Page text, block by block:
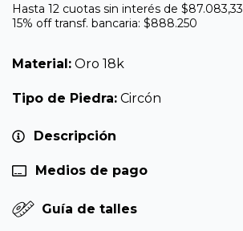
Hasta 12 cuotas sin interés de $87.083,33
15% off transf. bancaria: $888.250
Material: Oro 18k
Tipo de Piedra: Circón
Descripción
Medios de pago
Guía de talles